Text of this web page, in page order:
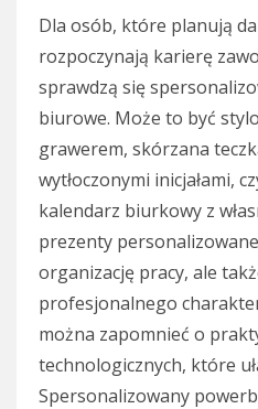
Dla osób, które planują
rozpoczynają karierę
sprawdzą się
biurowe. Może to być
grawerem, skórzana
wytłoczonymi inicjałami,
kalendarz biurkowy z
prezenty
organizację pracy, ale
profesjonalnego
można zapomnieć o
technologicznych, które
Spersonalizowany